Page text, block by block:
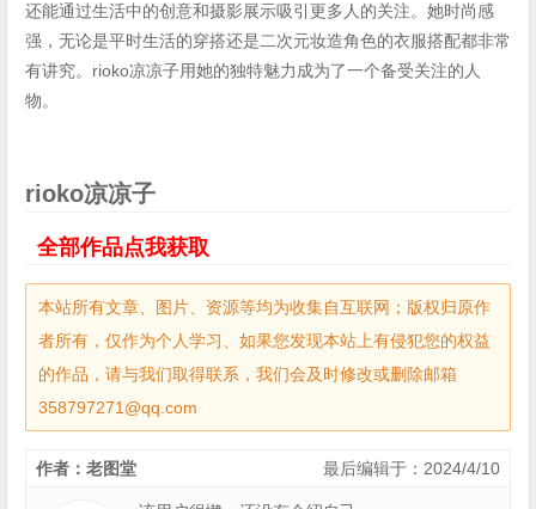
还能通过生活中的创意和摄影展示吸引更多人的关注。她时尚感
强，无论是平时生活的穿搭还是二次元妆造角色的衣服搭配都非常
有讲究。rioko凉凉子用她的独特魅力成为了一个备受关注的人
物。
rioko凉凉子
全部作品点我获取
本站所有文章、图片、资源等均为收集自互联网；版权归原作
者所有，仅作为个人学习、如果您发现本站上有侵犯您的权益
的作品，请与我们取得联系，我们会及时修改或删除邮箱
358797271@qq.com
最后编辑于：2024/4/10
作者：老图堂